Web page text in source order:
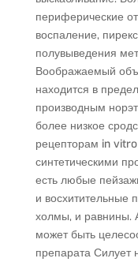
периферические
воспаление,
полувыведения
Воображаемый
находится в
производным
более низкое
рецепторам in
синтетическими
есть любые
и восхитительные
холмы, и равнины.
может быть
препарата Силует